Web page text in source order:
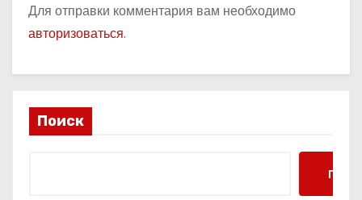
Для отправки комментария вам необходимо
авторизоваться.
Поиск
Поиск